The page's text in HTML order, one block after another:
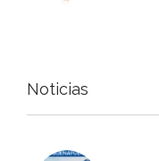
Noticias